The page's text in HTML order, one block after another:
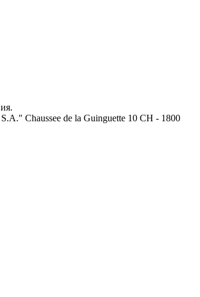
Chaussee de la Guinguette 10 CH - 1800